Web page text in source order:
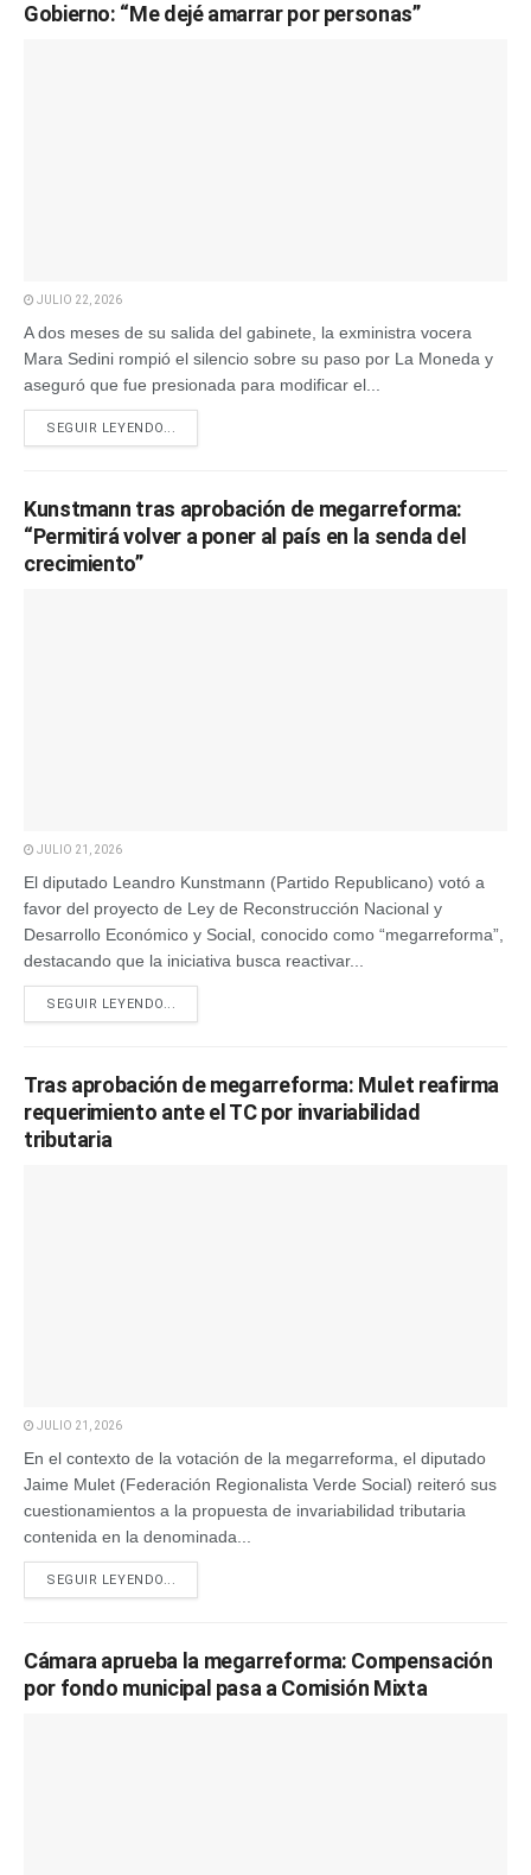
Gobierno: “Me dejé amarrar por personas”
JULIO 22, 2026
A dos meses de su salida del gabinete, la exministra vocera
Mara Sedini rompió el silencio sobre su paso por La Moneda y
aseguró que fue presionada para modificar el...
SEGUIR LEYENDO...
Kunstmann tras aprobación de megarreforma:
“Permitirá volver a poner al país en la senda del
crecimiento”
JULIO 21, 2026
El diputado Leandro Kunstmann (Partido Republicano) votó a
favor del proyecto de Ley de Reconstrucción Nacional y
Desarrollo Económico y Social, conocido como “megarreforma”,
destacando que la iniciativa busca reactivar...
SEGUIR LEYENDO...
Tras aprobación de megarreforma: Mulet reafirma
requerimiento ante el TC por invariabilidad
tributaria
JULIO 21, 2026
En el contexto de la votación de la megarreforma, el diputado
Jaime Mulet (Federación Regionalista Verde Social) reiteró sus
cuestionamientos a la propuesta de invariabilidad tributaria
contenida en la denominada...
SEGUIR LEYENDO...
Cámara aprueba la megarreforma: Compensación
por fondo municipal pasa a Comisión Mixta